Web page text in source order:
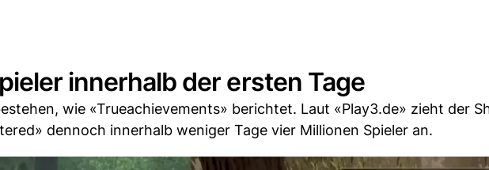
innerhalb der ersten Tage
wie «Trueachievements» berichtet. Laut «Play3.de» zieht der
dennoch innerhalb weniger Tage vier Millionen Spieler an.